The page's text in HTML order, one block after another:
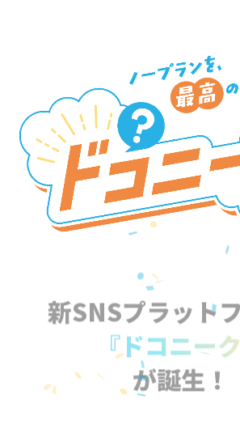
新SNSプラット
『ドコニー
が誕生！